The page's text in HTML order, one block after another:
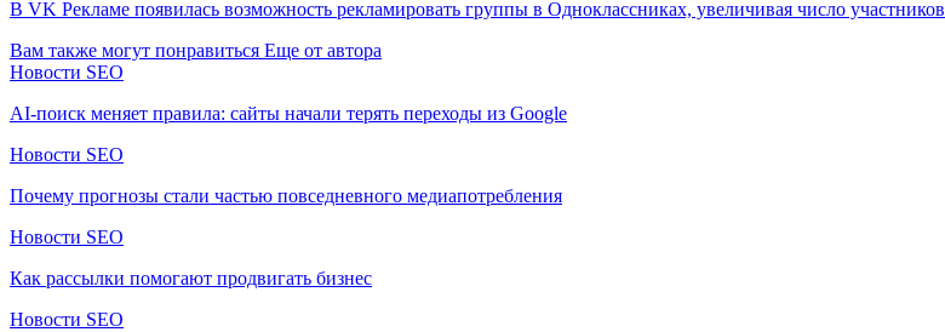
В VK Рекламе появилась возможность рекламировать группы в Одноклассниках, увеличивая число участников
Вам также могут понравиться Еще от автора
Новости SEO
AI-поиск меняет правила: сайты начали терять переходы из Google
Новости SEO
Почему прогнозы стали частью повседневного медиапотребления
Новости SEO
Как рассылки помогают продвигать бизнес
Новости SEO